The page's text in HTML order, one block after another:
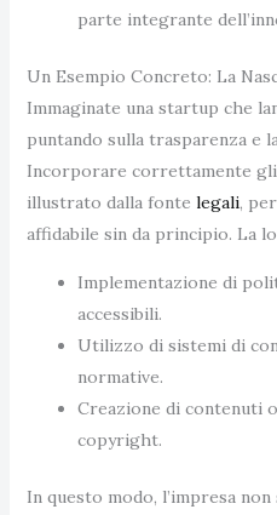
parte integrante
Un Esempio Concreto: La
Immaginate una startup che
puntando sulla trasparenza e
Incorporare correttamente
illustrato dalla fonte legali,
affidabile sin da principio. La
Implementazione di
accessibili.
Utilizzo di sistemi di
normative.
Creazione di contenuti
copyright.
In questo modo, l’impresa